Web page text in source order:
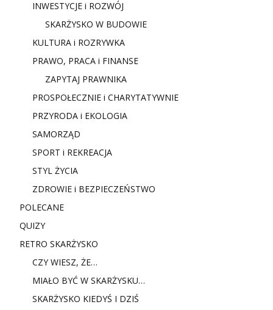
INWESTYCJE i ROZWÓJ
SKARŻYSKO W BUDOWIE
KULTURA i ROZRYWKA
PRAWO, PRACA i FINANSE
ZAPYTAJ PRAWNIKA
PROSPOŁECZNIE i CHARYTATYWNIE
PRZYRODA i EKOLOGIA
SAMORZĄD
SPORT i REKREACJA
STYL ŻYCIA
ZDROWIE i BEZPIECZEŃSTWO
POLECANE
QUIZY
RETRO SKARŻYSKO
CZY WIESZ, ŻE…
MIAŁO BYĆ W SKARŻYSKU…
SKARŻYSKO KIEDYŚ I DZIŚ